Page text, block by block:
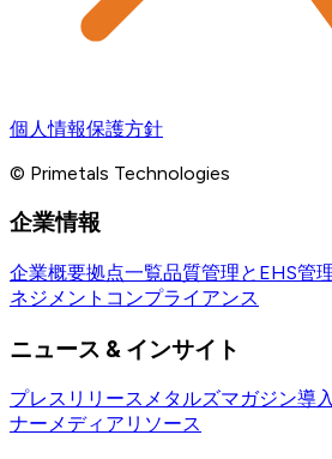
個人情報保護方針
© Primetals Technologies
企業情報
企業概要拠点一覧品質管理とEHS管
ネジメント コンプライアンス
ニュース & インサイト
プレスリリース メタルズマガジン導
ナーメディアリソース